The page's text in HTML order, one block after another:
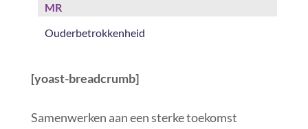
MR
Ouderbetrokkenheid
[yoast-breadcrumb]
Samenwerken aan een sterke toekomst